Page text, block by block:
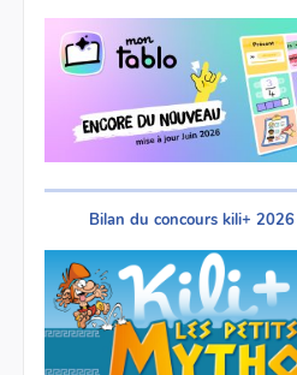
Bilan du concours kili+